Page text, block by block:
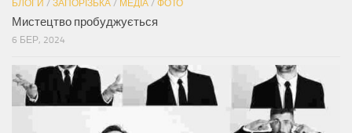
БЛОГИ / ЗАПОРІЗЬКА / МЕДІА / ФОТО
Мистецтво пробуджується
6 БЕР, 2024